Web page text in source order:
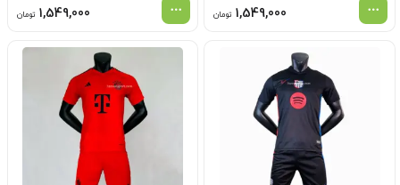
1,549,000 تومان 1,549,000 تومان